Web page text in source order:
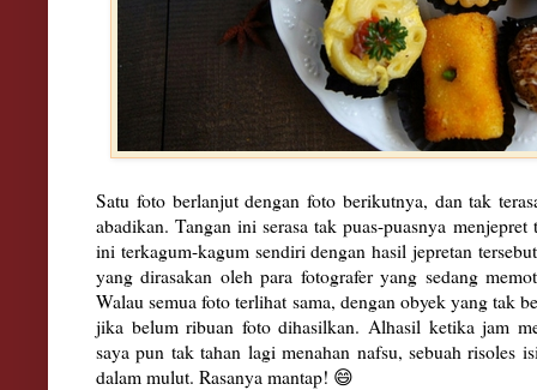
Satu foto berlanjut dengan foto berikutnya, dan tak
abadikan. Tangan ini serasa tak puas-puasnya
ini terkagum-kagum sendiri dengan hasil jepretan
yang dirasakan oleh para fotografer yang sedang
Walau semua foto terlihat sama, dengan obyek yang tak
jika belum ribuan foto dihasilkan. Alhasil ketika jam
saya pun tak tahan lagi menahan nafsu, sebuah risoles
dalam mulut. Rasanya mantap! 😄